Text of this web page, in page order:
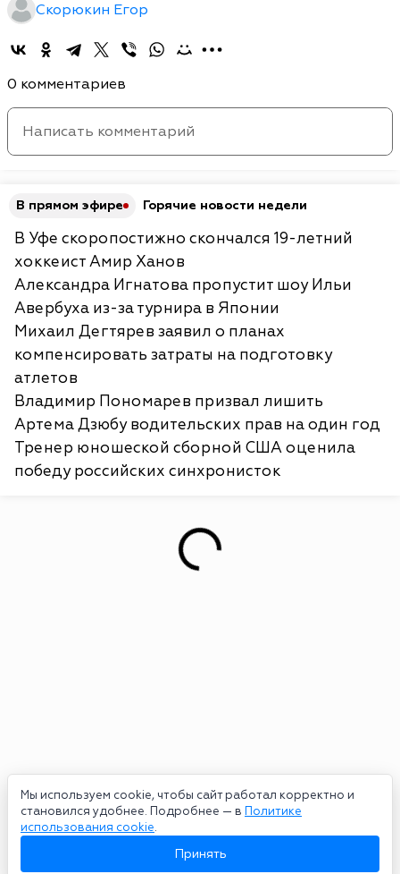
Мы используем cookie, чтобы сайт работал корректно и
становился удобнее. Подробнее — в Политике
использования cookie.
Принять
Скорюкин Егор
0 комментариев
В прямом эфире Горячие новости недели
В Уфе скоропостижно скончался 19-летний
хоккеист Амир Ханов
Александра Игнатова пропустит шоу Ильи
Авербуха из-за турнира в Японии
Михаил Дегтярев заявил о планах
компенсировать затраты на подготовку
атлетов
Владимир Пономарев призвал лишить
Артема Дзюбу водительских прав на один год
Тренер юношеской сборной США оценила
победу российских синхронисток